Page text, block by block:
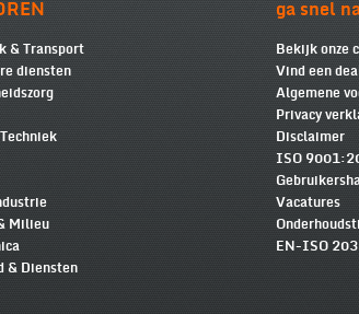
& Transport
diensten
Milieu
& Diensten
ga snel
Bekijk onze
Vind een
Algemene
Privacy
Disclaimer
ISO
Vacatures
EN-ISO